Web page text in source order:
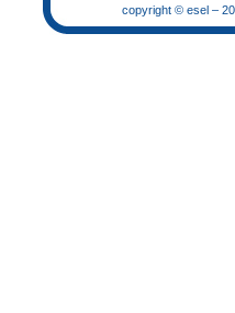
copyright © esel –